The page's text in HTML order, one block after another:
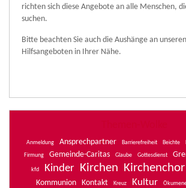
richten sich diese Angebote an alle Menschen,
suchen.
Bitte beachten Sie auch die Aushänge an
Hilfsangeboten in Ihrer Nähe.
Anmeldung Ansprechpartner Barrierefreiheit Beichte
Firmung Gemeinde-Caritas Glaube Gottesdienst
kfd Kinder Kirchen Kirchenchor
Kommunion
Kontakt Kreuz Kultur